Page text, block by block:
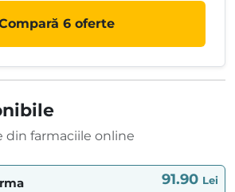
6 oferte
din farmaciile online
91.90 Lei